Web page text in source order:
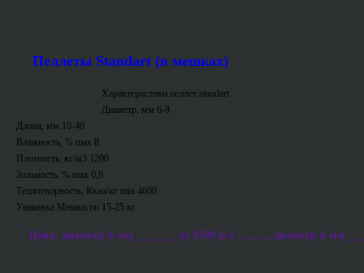
Пеллеты Standart (в мешках)
Характеристики пеллет standart
Диаметр, мм 6-8
Длина, мм 10-40
Влажность, % max 8
Плотность, кг/м3 1200
Зольность, % max 0,9
Теплотворность, Ккал/кг min 4600
Упаковка Мешки по 15-25 кг
Цена: диаметр 8 мм________от 9500 р/т ...........диаметр 6